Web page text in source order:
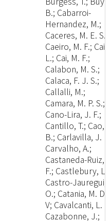
B.; Cabarroi-
Hernandez, M.;
Caceres, M. E. S.;
Caeiro, M. F.; Cai,
L.; Cai, M. F.;
Calabon, M. S.;
Calaca, F. J. S.;
Callalli, M.;
Camara, M. P. S.;
Cano-Lira, J. F.;
Cantillo, T.; Cao,
B.; Carlavilla, J.
Carvalho, A.;
Castaneda-Ruiz,
F.; Castlebury, L.;
Castro-Jauregui,
O.; Catania, M. D.,
V; Cavalcanti, L.
Cazabonne, J.;